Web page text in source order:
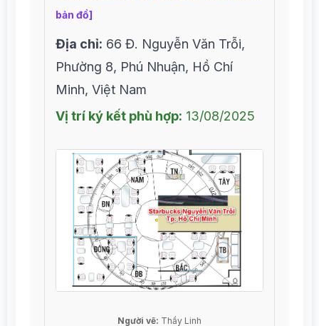
bản đồ]
Địa chỉ: 66 Đ. Nguyễn Văn Trỗi,
Phường 8, Phú Nhuận, Hồ Chí
Minh, Việt Nam
Vị trí ký kết phù hợp: 13/08/2025
Người vẽ: Thầy Linh